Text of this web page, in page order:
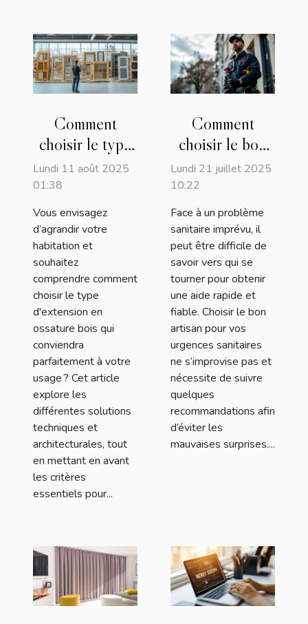
Comment
choisir le type
d'extension en
ossature bois
pour votre
usage ?
Lundi 11 août 2025
01:38
Vous envisagez
d’agrandir votre
habitation et
souhaitez
comprendre comment
choisir le type
d'extension en
ossature bois qui
conviendra
parfaitement à votre
usage ? Cet article
explore les
différentes solutions
techniques et
architecturales, tout
en mettant en avant
les critères
essentiels pour...
Comment
choisir le bon
artisan pour vos
urgences
sanitaires ?
Lundi 21 juillet 2025
10:22
Face à un problème
sanitaire imprévu, il
peut être difficile de
savoir vers qui se
tourner pour obtenir
une aide rapide et
fiable. Choisir le bon
artisan pour vos
urgences sanitaires
ne s’improvise pas et
nécessite de suivre
quelques
recommandations afin
d’éviter les
mauvaises surprises....